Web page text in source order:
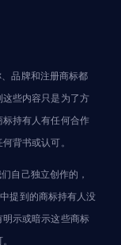
品牌和注册商标都
些内容只是为了方
持有人有任何合作
背书或认可。
自己独立创作的，
提到的商标持有人没
示或暗示这些商标